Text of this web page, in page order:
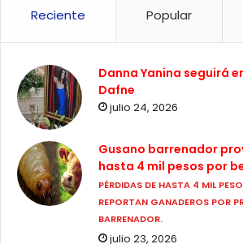
Reciente Popular
Danna Yanina seguirá
Dafne
julio 24, 2026
Gusano barrenador
hasta 4 mil pesos por
PÉRDIDAS DE HASTA 4 MIL
REPORTAN GANADEROS POR
BARRENADOR.
julio 23, 2026